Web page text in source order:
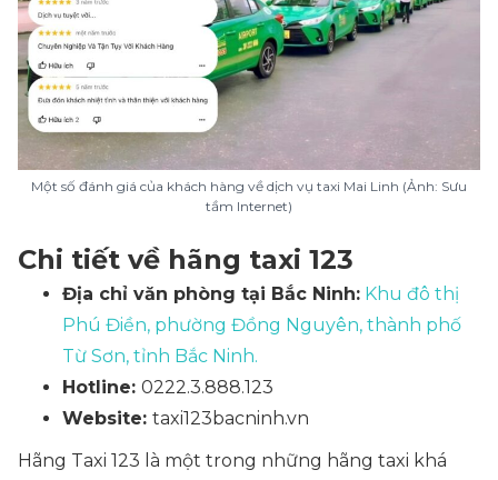
Một số đánh giá của khách hàng về dịch vụ taxi Mai Linh (Ảnh: Sưu
tầm Internet)
Chi tiết về hãng taxi 123
Địa chỉ văn phòng tại Bắc Ninh: Khu đô thị
Phú Điền, phường Đồng Nguyên, thành phố
Từ Sơn, tỉnh Bắc Ninh.
Hotline: 0222.3.888.123
Website: taxi123bacninh.vn
Hãng Taxi 123 là một trong những hãng taxi khá